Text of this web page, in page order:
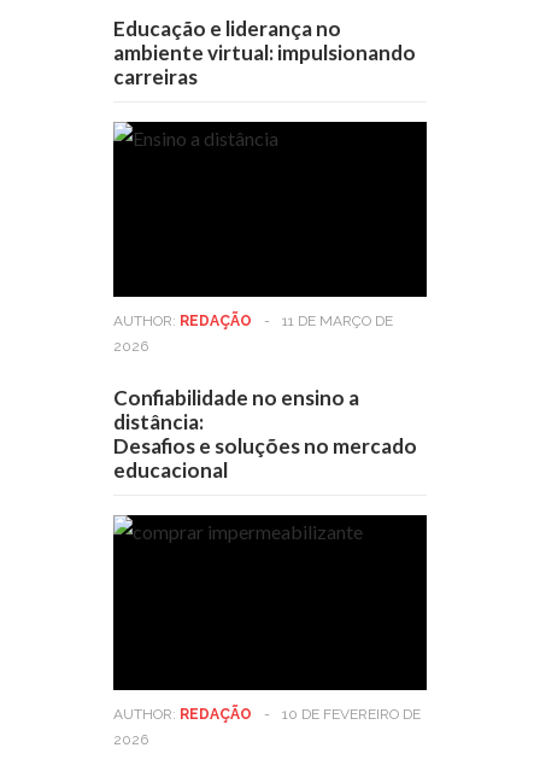
Educação e liderança no
ambiente virtual: impulsionando
carreiras
AUTHOR: REDAÇÃO -
11 DE MARÇO DE
2026
Confiabilidade no ensino a
distância:
Desafios e soluções no mercado
educacional
AUTHOR: REDAÇÃO -
10 DE FEVEREIRO DE
2026